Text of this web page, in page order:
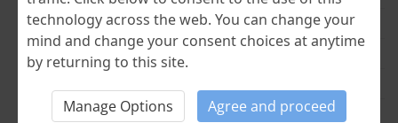
September 2025
August 2025
April 2025
technology across the web. You can change your
mind and change your consent choices at anytime
by returning to this site.
Manage Options Agree and proceed